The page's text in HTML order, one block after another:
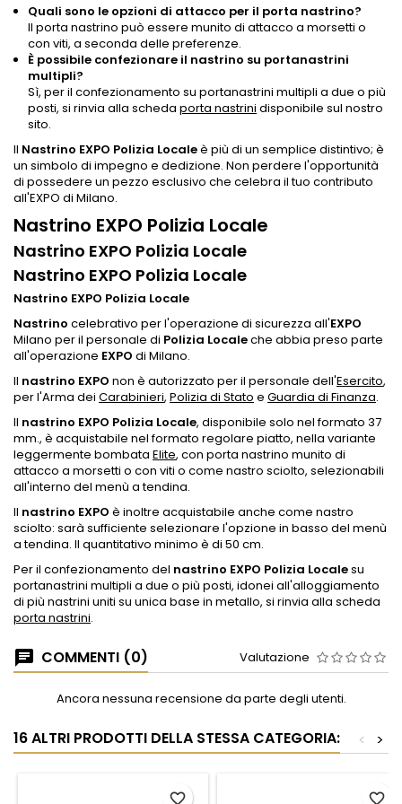
Quali sono le opzioni di attacco per il porta nastrino?
Il porta nastrino può essere munito di attacco a morsetti o
con viti, a seconda delle preferenze.
È possibile confezionare il nastrino su portanastrini
multipli?
Sì, per il confezionamento su portanastrini multipli a due o più
posti, si rinvia alla scheda porta nastrini disponibile sul nostro
sito.
Il Nastrino EXPO Polizia Localeè più di un semplice distintivo; è
un simbolo di impegno e dedizione. Non perdere l'opportunità
di possedere un pezzo esclusivo che celebra il tuo contributo
all'EXPO di Milano.
Nastrino EXPO Polizia Locale
Nastrino EXPO Polizia Locale
Nastrino EXPO Polizia Locale
Nastrino EXPO Polizia Locale
Nastrino celebrativo per l'operazione di sicurezza all'EXPO
Milano per il personale di Polizia Localeche abbia preso parte
all'operazione EXPO di Milano.
Il nastrino EXPO non è autorizzato per il personale dell'Esercito,
per l'Arma dei Carabinieri, Polizia di Stato e Guardia di Finanza.
Il nastrino EXPO Polizia Locale, disponibile solo nel formato 37
mm., è acquistabile nel formato regolare piatto, nella variante
leggermente bombata Elite, con porta nastrino munito di
attacco a morsetti o con viti o come nastro sciolto, selezionabili
all'interno del menù a tendina.
Il nastrino EXPO è inoltre acquistabile anche come nastro
sciolto: sarà sufficiente selezionare l'opzione in basso del menù
a tendina. Il quantitativo minimo è di 50 cm.
Per il confezionamento del nastrino EXPO Polizia Localesu
portanastrini multipli a due o più posti, idonei all'alloggiamento
di più nastrini uniti su unica base in metallo, si rinvia alla scheda
porta nastrini.
COMMENTI (0) Valutazione
Ancora nessuna recensione da parte degli utenti.
16 ALTRI PRODOTTI DELLA STESSA CATEGORIA: >
<
favorite_border favorite_border